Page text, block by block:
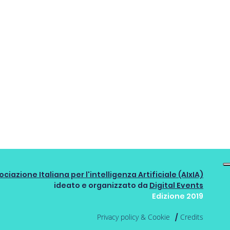
Italiana per l'intelligenza Artificiale (AIxIA)
ideato e organizzato da Digital Events
Edizione 2019
Privacy policy & Cookie Credits